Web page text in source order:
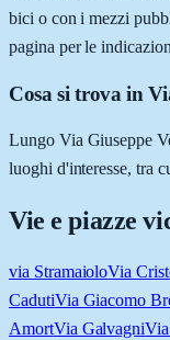
bici o con i mezzi
pagina per le
Cosa si trova in
Lungo Via Giuseppe
luoghi d'interesse, tra
Vie e piazze
via StramaioloVia
CadutiVia Giacomo
AmortVia Galvagni